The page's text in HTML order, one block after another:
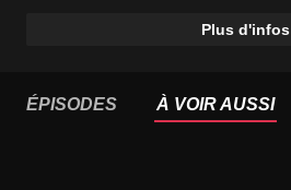
Plus d'infos
ÉPISODES À VOIR AUSSI